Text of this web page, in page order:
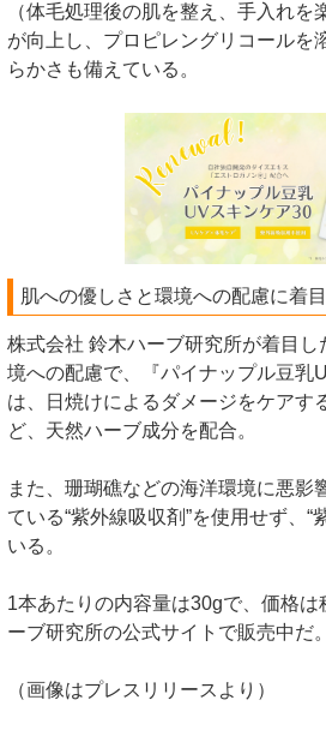
（体毛処理後の肌を整え、手入れを
が向上し、プロピレングリコールを
らかさも備えている。
肌への優しさと環境への配慮に着目
株式会社 鈴木ハーブ研究所が着目
境への配慮で、『パイナップル豆乳
は、日焼けによるダメージをケアす
ど、天然ハーブ成分を配合。
また、珊瑚礁などの海洋環境に悪影
ている“紫外線吸収剤”を使用せず、“
いる。
1本あたりの内容量は30gで、価格
ーブ研究所の公式サイトで販売中だ。
（画像はプレスリリースより）